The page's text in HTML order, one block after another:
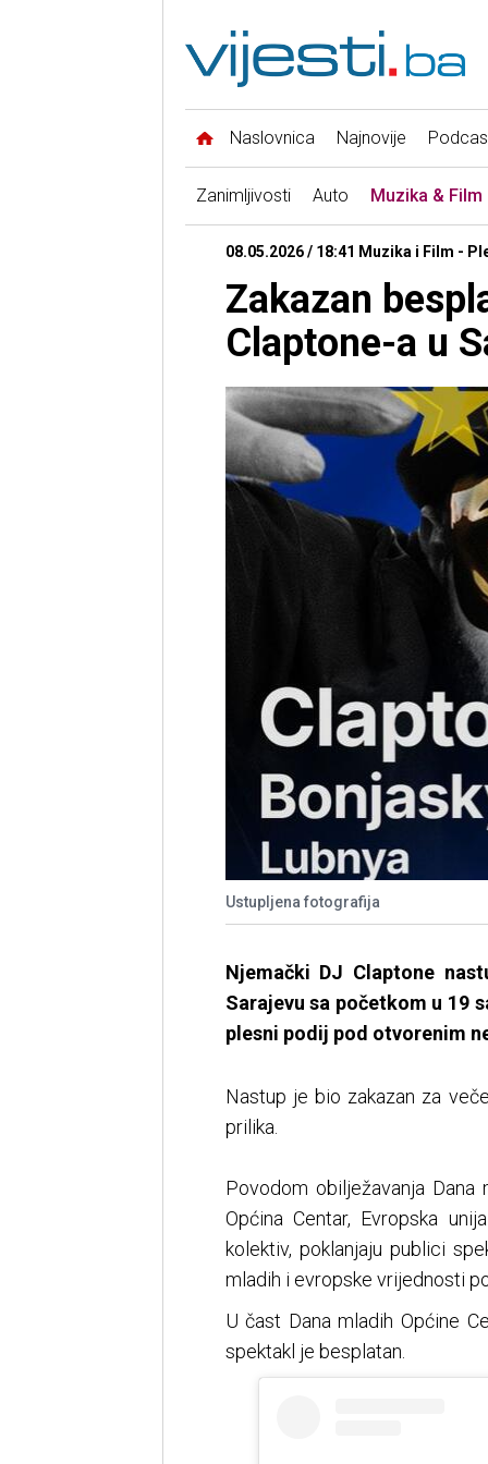
Naslovnica Najnovije
Zanimljivosti Auto Muzika & Film
08.05.2026 / 18:41 Muzika i Film -
Zakazan
Claptone-a u
Ustupljena fotografija
Njemački DJ Claptone
Sarajevu sa početkom u 19
plesni podij pod otvorenim
Nastup je bio zakazan za
prilika.
Povodom obilježavanja Dana
Općina Centar, Evropska
kolektiv, poklanjaju publici
mladih i evropske vrijednosti
U čast Dana mladih Općine
spektakl je besplatan.